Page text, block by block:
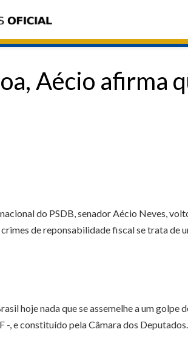
Aécio afirma
do PSDB, senador Aécio Neves,
de reponsabilidade fiscal se trata de
hoje nada que se assemelhe a um
-, e constituído pela Câmara dos